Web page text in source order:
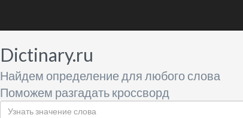
Dictinary.ru
Найдем определение для любого слова
Поможем разгадать кроссворд